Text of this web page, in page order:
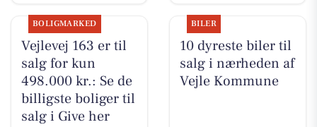
BOLIGMARKED
Vejlevej 163 er til
salg for kun
498.000 kr.: Se de
billigste boliger til
salg i Give her
BILER
10 dyreste biler til
salg i nærheden af
Vejle Kommune